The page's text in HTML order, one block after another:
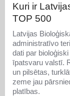
Kuri ir
TOP 500
Latvijas
administratīvo
dati par
īpatsvaru valstī.
un pilsētas,
zeme jau
platības.